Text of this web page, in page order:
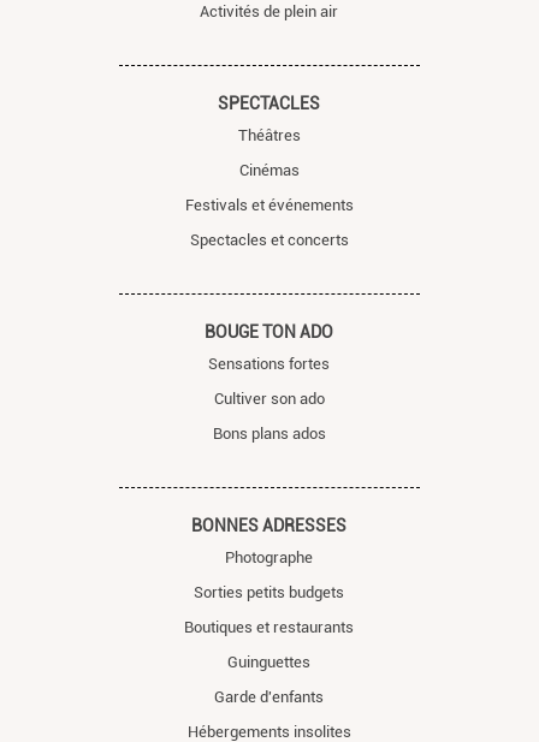
Activités de plein air
SPECTACLES
Théâtres
Cinémas
Festivals et événements
Spectacles et concerts
BOUGE TON ADO
Sensations fortes
Cultiver son ado
Bons plans ados
BONNES ADRESSES
Photographe
Sorties petits budgets
Boutiques et restaurants
Guinguettes
Garde d'enfants
Hébergements insolites